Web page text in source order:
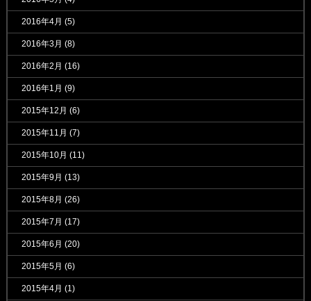
2016年4月 (5)
2016年3月 (8)
2016年2月 (16)
2016年1月 (9)
2015年12月 (6)
2015年11月 (7)
2015年10月 (11)
2015年9月 (13)
2015年8月 (26)
2015年7月 (17)
2015年6月 (20)
2015年5月 (6)
2015年4月 (1)